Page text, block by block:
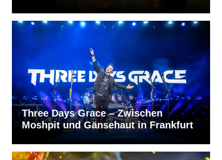
Three Days Grace – Zwischen
Moshpit und Gänsehaut in Frankfurt